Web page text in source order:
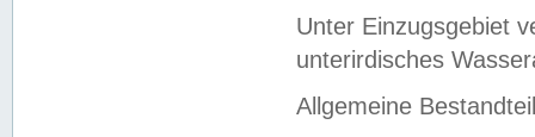
Unter Einzugsgebiet
unterirdisches
Allgemeine